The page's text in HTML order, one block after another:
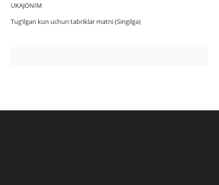
UKAJONIM
Tug‘ilgan kun uchun tabriklar matni (Singilga)